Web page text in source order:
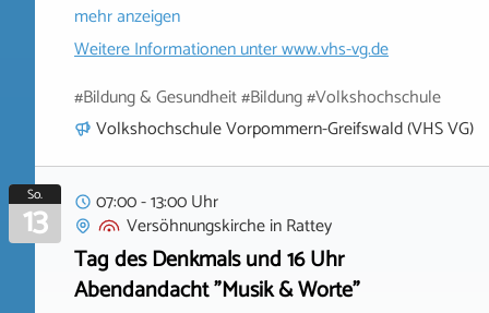
mehr anzeigen
Weitere Informationen unterwww.vhs-vg.de
#Bildung & Gesundheit #Bildung #Volkshochschule
Volkshochschule Vorpommern-Greifswald (VHS VG)
So.
13
07:00 - 13:00 Uhr
VersöhnungskircheinRattey
Tag des Denkmals und 16 Uhr
Abendandacht "Musik & Worte"